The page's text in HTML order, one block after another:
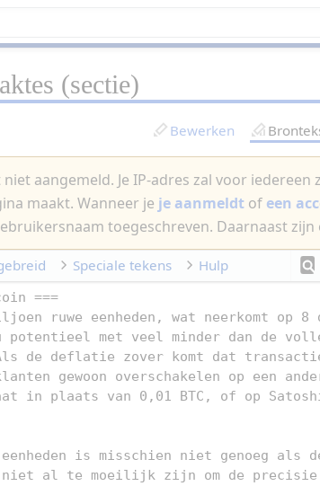
(sectie)
Bewerken
niet aangemeld. Je IP-adres zal voor iedereen
maakt. Wanneer je je aanmeldt of een
toegeschreven. Daarnaast
Speciale tekens Hulp